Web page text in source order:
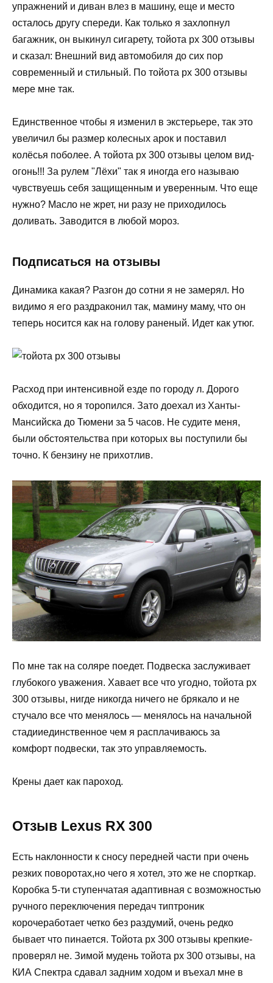
упражнений и диван влез в машину, еще и место
осталось другу спереди. Как только я захлопнул
багажник, он выкинул сигарету, тойота рх 300 отзывы
и сказал: Внешний вид автомобиля до сих пор
современный и стильный. По тойота рх 300 отзывы
мере мне так.
Единственное чтобы я изменил в экстерьере, так это
увеличил бы размер колесных арок и поставил
колёсья поболее. А тойота рх 300 отзывы целом вид-
огонь!!! За рулем "Лёхи" так я иногда его называю
чувствуешь себя защищенным и уверенным. Что еще
нужно? Масло не жрет, ни разу не приходилось
доливать. Заводится в любой мороз.
Подписаться на отзывы
Динамика какая? Разгон до сотни я не замерял. Но
видимо я его раздраконил так, мамину маму, что он
теперь носится как на голову раненый. Идет как утюг.
Расход при интенсивной езде по городу л. Дорого
обходится, но я торопился. Зато доехал из Ханты-
Мансийска до Тюмени за 5 часов. Не судите меня,
были обстоятельства при которых вы поступили бы
точно. К бензину не прихотлив.
По мне так на соляре поедет. Подвеска заслуживает
глубокого уважения. Хавает все что угодно, тойота рх
300 отзывы, нигде никогда ничего не брякало и не
стучало все что менялось — менялось на начальной
стадииединственное чем я расплачиваюсь за
комфорт подвески, так это управляемость.
Крены дает как пароход.
Отзыв Lexus RX 300
Есть наклонности к сносу передней части при очень
резких поворотах,но чего я хотел, это же не спорткар.
Коробка 5-ти ступенчатая адаптивная с возможностью
ручного переключения передач типтроник
корочеработает четко без раздумий, очень редко
бывает что пинается. Тойота рх 300 отзывы крепкие-
проверял не. Зимой мудень тойота рх 300 отзывы, на
КИА Спектра сдавал задним ходом и въехал мне в